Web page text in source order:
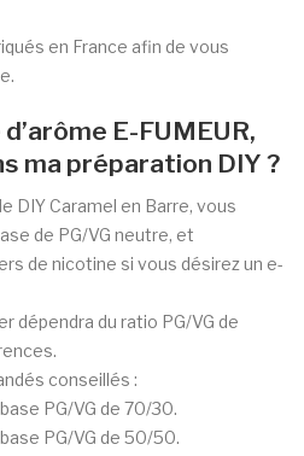
en France afin de vous
E-FUMEUR,
ma préparation DIY ?
DIY Caramel en Barre, vous
de PG/VG neutre, et
de nicotine si vous désirez un e-
dépendra du ratio PG/VG de
conseillés :
PG/VG de 70/30.
PG/VG de 50/50.